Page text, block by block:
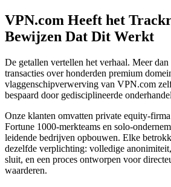
VPN.com Heeft het
Bewijzen Dat Dit Werkt
De getallen vertellen het verhaal. Meer
transacties over honderden premium
vlaggenschipverwerving van VPN.com
bespaard door gedisciplineerde
Onze klanten omvatten private equity-
Fortune 1000-merkteams en solo-
leidende bedrijven opbouwen. Elke
dezelfde verplichting: volledige
sluit, en een proces ontworpen voor
waarderen.